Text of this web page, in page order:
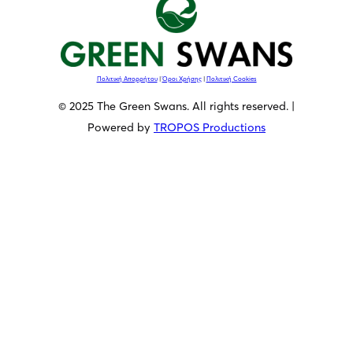
Πολιτική Απορρήτου|Όροι Χρήσης| Πολιτική Cookies
© 2025 The Green Swans. All rights reserved. |
Powered by TROPOS Productions